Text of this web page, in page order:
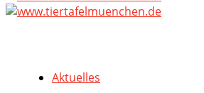
Aktuelles